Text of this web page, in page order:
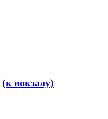
(к вокзалу)